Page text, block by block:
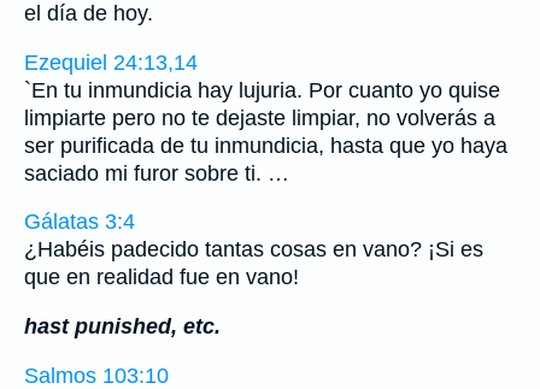
el día de hoy.
Ezequiel 24:13,14
`En tu inmundicia hay lujuria. Por cuanto yo quise
limpiarte pero no te dejaste limpiar, no volverás a
ser purificada de tu inmundicia, hasta que yo haya
saciado mi furor sobre ti. …
Gálatas 3:4
¿Habéis padecido tantas cosas en vano? ¡Si es
que en realidad fue en vano!
hast punished, etc.
Salmos 103:10